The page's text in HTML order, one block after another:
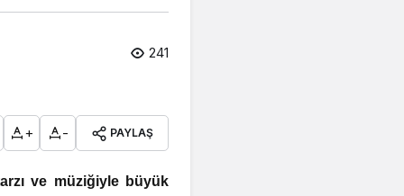
241
+ - PAYLAŞ
ve müziğiyle büyük